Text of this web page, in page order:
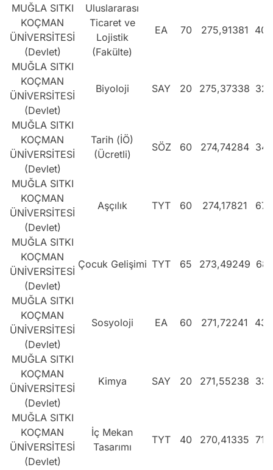
MUĞLA SITKI
KOÇMAN
ÜNİVERSİTESİ
(Devlet)
Uluslararası
Ticaret ve
Lojistik
(Fakülte)
EA 70 275,91381
MUĞLA SITKI
KOÇMAN
ÜNİVERSİTESİ
(Devlet)
Biyoloji SAY 20 275,37338
MUĞLA SITKI
KOÇMAN
ÜNİVERSİTESİ
(Devlet)
Tarih (İÖ)
(Ücretli)
SÖZ 60 274,74284
MUĞLA SITKI
KOÇMAN
ÜNİVERSİTESİ
(Devlet)
Aşçılık TYT 60 274,17821
MUĞLA SITKI
KOÇMAN
ÜNİVERSİTESİ
(Devlet)
Çocuk Gelişimi TYT 65 273,49249
MUĞLA SITKI
KOÇMAN
ÜNİVERSİTESİ
(Devlet)
Sosyoloji EA 60 271,72241
MUĞLA SITKI
KOÇMAN
ÜNİVERSİTESİ
(Devlet)
Kimya SAY 20 271,55238
MUĞLA SITKI
KOÇMAN
ÜNİVERSİTESİ
(Devlet)
İç Mekan
Tasarımı
TYT 40 270,41335